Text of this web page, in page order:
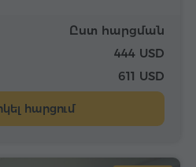
Ըստ հարցման
444 USD
611 USD
հարցում